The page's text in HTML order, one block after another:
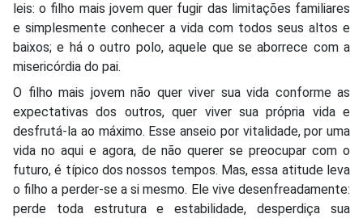
leis: o filho mais jovem quer fugir das limitações familiares
e simplesmente conhecer a vida com todos seus altos e
baixos; e há o outro polo, aquele que se aborrece com a
misericórdia do pai.
O filho mais jovem não quer viver sua vida conforme as
expectativas dos outros, quer viver sua própria vida e
desfrutá-la ao máximo. Esse anseio por vitalidade, por uma
vida no aqui e agora, de não querer se preocupar com o
futuro, é típico dos nossos tempos. Mas, essa atitude leva
o filho a perder-se a si mesmo. Ele vive desenfreadamente:
perde toda estrutura e estabilidade, desperdiça sua